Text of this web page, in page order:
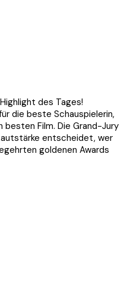
des Tages!
die beste Schauspielerin,
Film. Die Grand-Jury
entscheidet, wer
goldenen Awards